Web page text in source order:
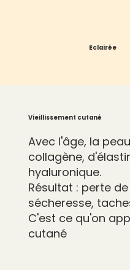
Eclairée
Vieillissement cutané
Avec l'âge, la
collagène,
hyaluronique.
Résultat : perte
sécheresse,
C'est ce qu'on
cutané